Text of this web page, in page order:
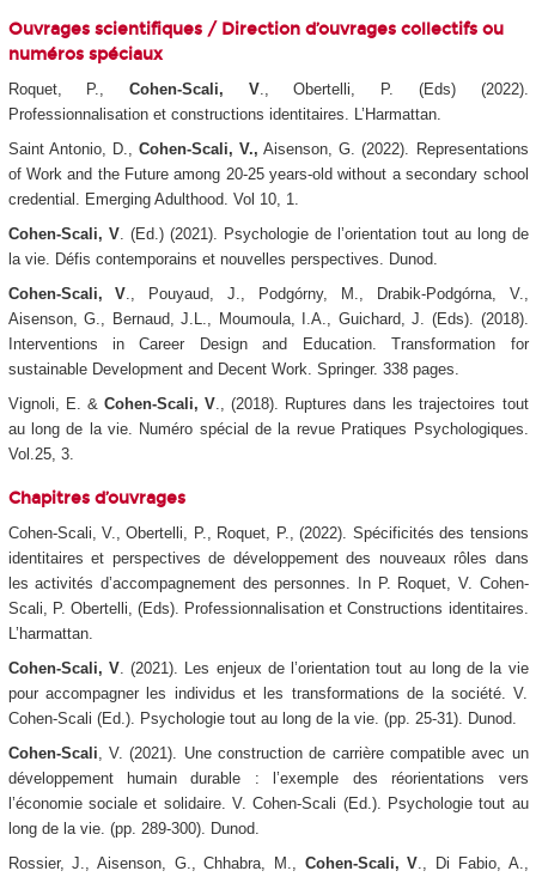
Ouvrages scientifiques / Direction d’ouvrages collectifs ou
numéros spéciaux
Roquet, P., Cohen-Scali, V., Obertelli, P. (Eds) (2022).
Professionnalisation et constructions identitaires. L’Harmattan.
Saint Antonio, D., Cohen-Scali, V., Aisenson, G. (2022). Representations
of Work and the Future among 20-25 years-old without a secondary school
credential. Emerging Adulthood. Vol 10, 1.
Cohen-Scali, V. (Ed.) (2021). Psychologie de l’orientation tout au long de
la vie. Défis contemporains et nouvelles perspectives. Dunod.
Cohen-Scali, V., Pouyaud, J., Podgórny, M., Drabik-Podgórna, V.,
Aisenson, G., Bernaud, J.L., Moumoula, I.A., Guichard, J. (Eds). (2018).
Interventions in Career Design and Education. Transformation for
sustainable Development and Decent Work. Springer. 338 pages.
Vignoli, E. & Cohen-Scali, V., (2018). Ruptures dans les trajectoires tout
au long de la vie. Numéro spécial de la revue Pratiques Psychologiques.
Vol.25, 3.
Chapitres d’ouvrages
Cohen-Scali, V., Obertelli, P., Roquet, P., (2022). Spécificités des tensions
identitaires et perspectives de développement des nouveaux rôles dans
les activités d’accompagnement des personnes.
In P. Roquet, V. Cohen-
Scali, P. Obertelli, (Eds). Professionnalisation et Constructions identitaires.
L’harmattan.
Cohen-Scali, V. (2021). Les enjeux de l’orientation tout au long de la vie
pour accompagner les individus et les transformations de la société. V.
Cohen-Scali (Ed.). Psychologie tout au long de la vie. (pp. 25-31). Dunod.
Cohen-Scali, V. (2021). Une construction de carrière compatible avec un
développement humain durable : l’exemple des réorientations vers
l’économie sociale et solidaire. V. Cohen-Scali (Ed.). Psychologie tout au
long de la vie. (pp. 289-300). Dunod.
Rossier, J., Aisenson, G., Chhabra, M., Cohen-Scali, V., Di Fabio, A.,